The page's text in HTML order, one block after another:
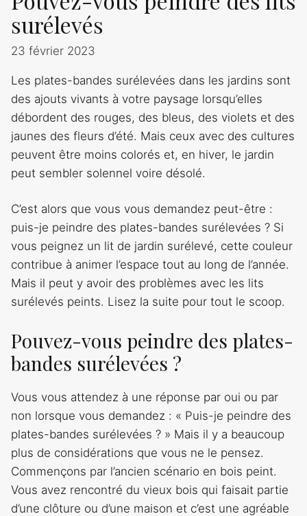
surélevés
23 février 2023
Les plates-bandes surélevées dans les jardins sont
des ajouts vivants à votre paysage lorsqu’elles
débordent des rouges, des bleus, des violets et des
jaunes des fleurs d’été. Mais ceux avec des cultures
peuvent être moins colorés et, en hiver, le jardin
peut sembler solennel voire désolé.
C’est alors que vous vous demandez peut-être :
puis-je peindre des plates-bandes surélevées ? Si
vous peignez un lit de jardin surélevé, cette couleur
contribue à animer l’espace tout au long de l’année.
Mais il peut y avoir des problèmes avec les lits
surélevés peints. Lisez la suite pour tout le scoop.
Pouvez-vous peindre des plates-
bandes surélevées ?
Vous vous attendez à une réponse par oui ou par
non lorsque vous demandez : « Puis-je peindre des
plates-bandes surélevées ? » Mais il y a beaucoup
plus de considérations que vous ne le pensez.
Commençons par l’ancien scénario en bois peint.
Vous avez rencontré du vieux bois qui faisait partie
d’une clôture ou d’une maison et c’est une agréable